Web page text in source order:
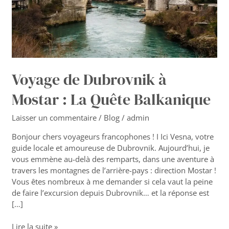
Voyage de Dubrovnik à
Mostar : La Quête Balkanique
Laisser un commentaire / Blog /admin
Bonjour chers voyageurs francophones ! I Ici Vesna, votre
guide locale et amoureuse de Dubrovnik. Aujourd’hui, je
vous emmène au-delà des remparts, dans une aventure à
travers les montagnes de l’arrière-pays : direction Mostar !
Vous êtes nombreux à me demander si cela vaut la peine
de faire l’excursion depuis Dubrovnik… et la réponse est
[…]
Quête
Balkanique
Lire la suite »